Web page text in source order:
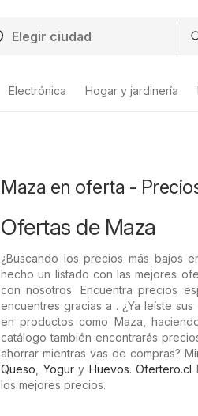
Electrónica Hogar y jardinería
Maza en oferta -
Ofertas de Maza
¿Buscando los precios más bajos
hecho un listado con las mejores
con nosotros. Encuentra precios
encuentres gracias a . ¿Ya leíste
en productos como Maza,
catálogo también encontrarás
ahorrar mientras vas de compras?
Queso
Yogury Huevos.Ofertero.cl
los mejores precios.